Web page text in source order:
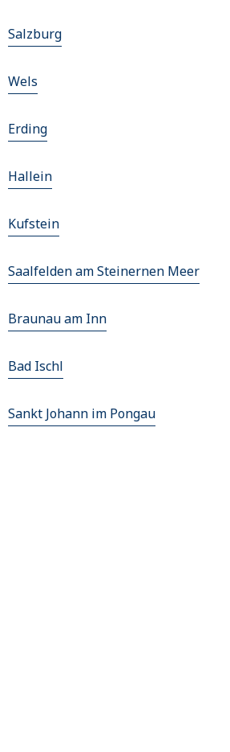
Salzburg
Wels
Erding
Hallein
Kufstein
Saalfelden am Steinernen Meer
Braunau am Inn
Bad Ischl
Sankt Johann im Pongau